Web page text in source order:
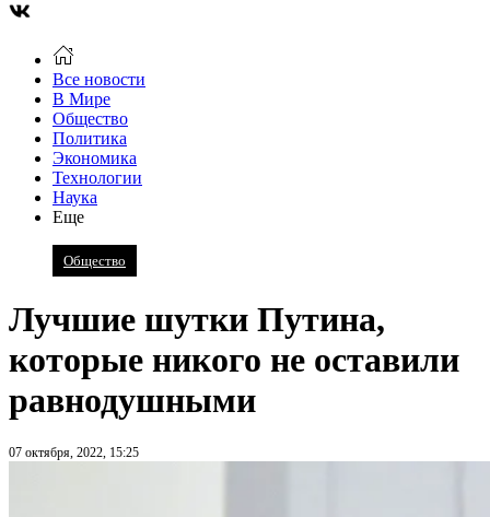
Все новости
В Мире
Общество
Политика
Экономика
Технологии
Наука
Еще
Общество
Лучшие шутки Путина,
которые никого не оставили
равнодушными
07 октября, 2022, 15:25